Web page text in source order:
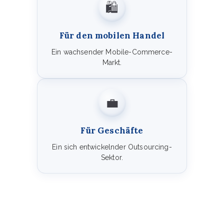
🛍️
Für den mobilen Handel
Ein wachsender Mobile-Commerce-
Markt.
💼
Für Geschäfte
Ein sich entwickelnder Outsourcing-
Sektor.